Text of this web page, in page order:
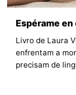
Espérame
Livro de Laura
enfrentam a
precisam de